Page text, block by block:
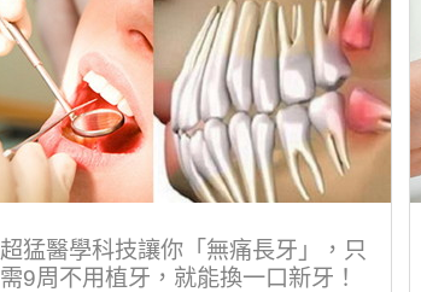
超猛醫學科技讓你「無痛長牙」，只
需9周不用植牙，就能換一口新牙！